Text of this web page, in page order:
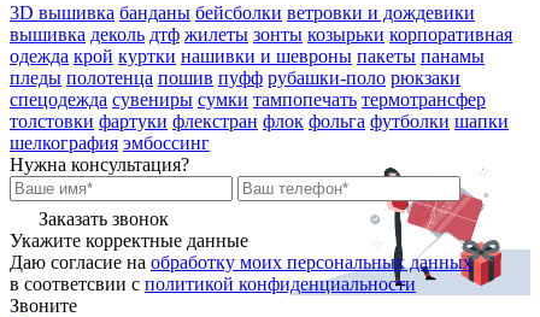
3D вышивка банданы бейсболки ветровки и дождевики
вышивка деколь дтф жилеты зонты козырьки корпоративная
одежда крой куртки нашивки и шевроны пакеты панамы
пледы полотенца пошив пуфф рубашки-поло рюкзаки
спецодежда сувениры сумки тампопечать термотрансфер
толстовки фартуки флекстран флок фольга футболки шапки
шелкография эмбоссинг
Нужна консультация?
Заказать звонок
Укажите корректные данные
Даю согласие на обработку моих персональных данных
в соответсвии с политикой конфиденциальности
Звоните